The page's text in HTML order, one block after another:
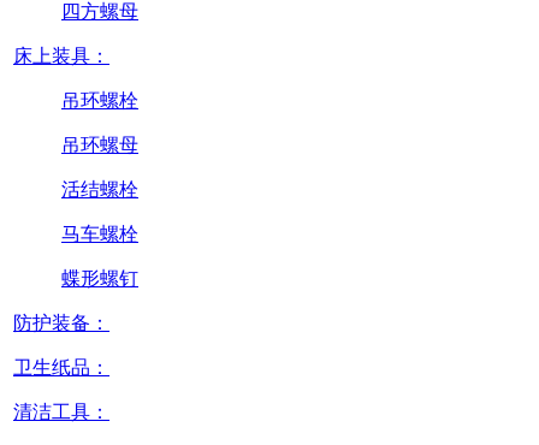
四方螺母
床上装具：
吊环螺栓
吊环螺母
活结螺栓
马车螺栓
蝶形螺钉
防护装备：
卫生纸品：
清洁工具：